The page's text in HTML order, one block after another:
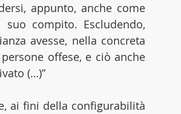
appunto, anche come
compito. Escludendo,
avesse, nella concreta
offese, e ciò anche
(…)”
ai fini della configurabilità